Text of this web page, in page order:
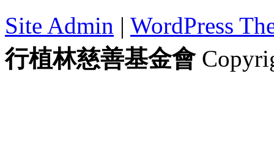
Site Admin | WordPress
行植林慈善基金會